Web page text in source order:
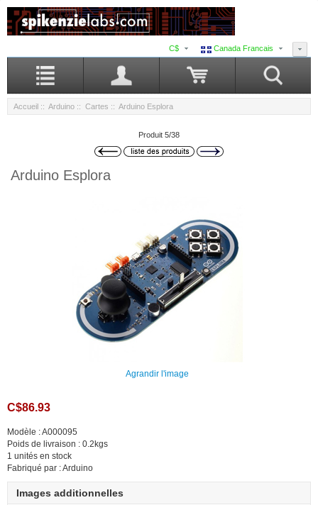
Canada Francais
C$
Accueil :: Arduino :: Cartes :: Arduino Esplora
Produit 5/38
Arduino Esplora
Agrandir l'image
C$86.93
Modèle : A000095
Poids de livraison : 0.2kgs
1 unités en stock
Fabriqué par : Arduino
Images additionnelles